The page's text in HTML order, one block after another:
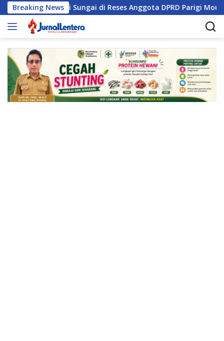
Langsung
ke
konten
Breaking News
Sungai di Reses Anggota DPRD Parigi Moutong